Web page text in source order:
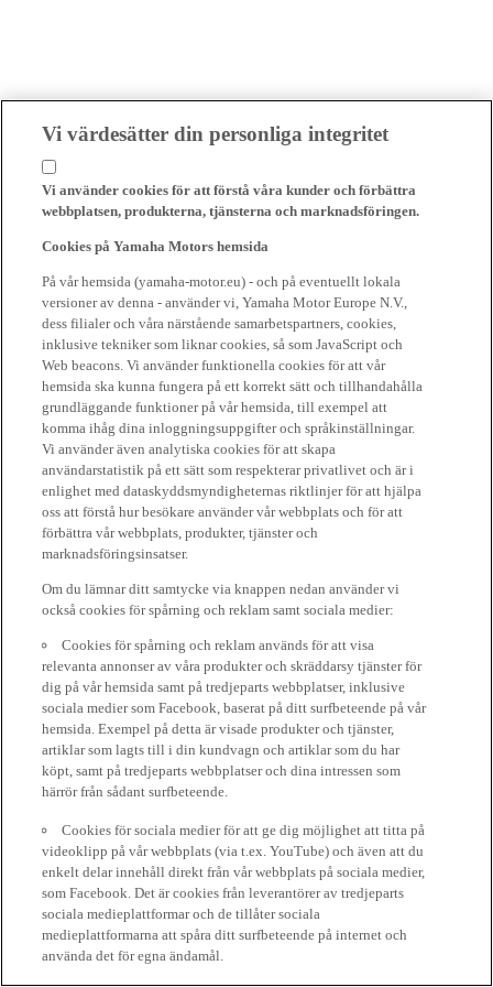
Vi värdesätter din personliga integritet
Vi använder cookies för att förstå våra kunder och förbättra
webbplatsen, produkterna, tjänsterna och marknadsföringen.
Cookies på Yamaha Motors hemsida
På vår hemsida (yamaha-motor.eu) - och på eventuellt lokala
versioner av denna - använder vi, Yamaha Motor Europe N.V.,
dess filialer och våra närstående samarbetspartners, cookies,
inklusive tekniker som liknar cookies, så som JavaScript och
Web beacons. Vi använder funktionella cookies för att vår
hemsida ska kunna fungera på ett korrekt sätt och tillhandahålla
grundläggande funktioner på vår hemsida, till exempel att
komma ihåg dina inloggningsuppgifter och språkinställningar.
Vi använder även analytiska cookies för att skapa
användarstatistik på ett sätt som respekterar privatlivet och är i
enlighet med dataskyddsmyndigheternas riktlinjer för att hjälpa
oss att förstå hur besökare använder vår webbplats och för att
förbättra vår webbplats, produkter, tjänster och
marknadsföringsinsatser.
Om du lämnar ditt samtycke via knappen nedan använder vi
också cookies för spårning och reklam samt sociala medier:
Cookies för spårning och reklam används för att visa
relevanta annonser av våra produkter och skräddarsy tjänster för
dig på vår hemsida samt på tredjeparts webbplatser, inklusive
sociala medier som Facebook, baserat på ditt surfbeteende på vår
hemsida. Exempel på detta är visade produkter och tjänster,
artiklar som lagts till i din kundvagn och artiklar som du har
köpt, samt på tredjeparts webbplatser och dina intressen som
härrör från sådant surfbeteende.
Cookies för sociala medier för att ge dig möjlighet att titta på
videoklipp på vår webbplats (via t.ex. YouTube) och även att du
enkelt delar innehåll direkt från vår webbplats på sociala medier,
som Facebook. Det är cookies från leverantörer av tredjeparts
sociala medieplattformar och de tillåter sociala
medieplattformarna att spåra ditt surfbeteende på internet och
använda det för egna ändamål.